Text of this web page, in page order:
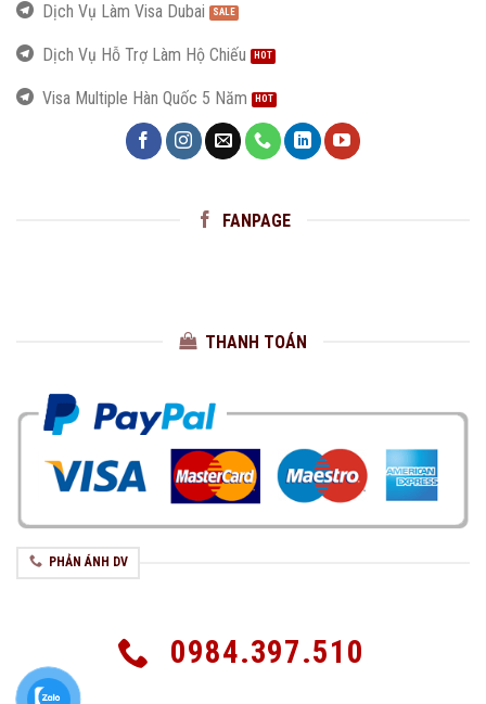
Dịch Vụ Làm Visa Dubai
Dịch Vụ Hỗ Trợ Làm Hộ Chiếu
Visa Multiple Hàn Quốc 5 Năm
FANPAGE
THANH TOÁN
PHẢN ÁNH DV
0984.397.510